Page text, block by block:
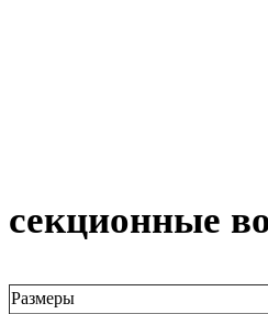
секционные
Размеры